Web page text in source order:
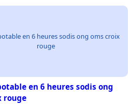
en 6 heures sodis ong oms croix
rouge
en 6 heures sodis ong
rouge